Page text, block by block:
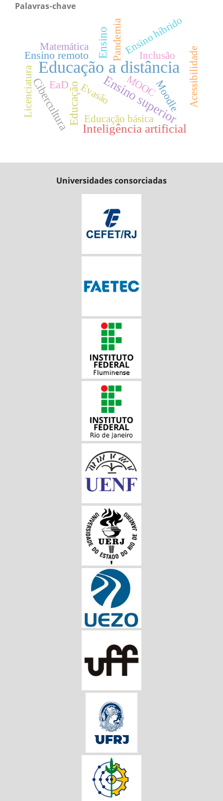
Palavras-chave
Educação a distância
Ensino superior
Inteligência artificial
Educação
Ensino
Cibercultura
EaD
Pandemia
Ensino remoto
Educação básica
Inclusão Acessibilidade
Ensino híbrido
MOOC
Evasão Moodle
Licenciatura
Matemática
Universidades consorciadas